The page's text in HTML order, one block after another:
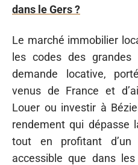
dans le Gers ?
Le marché immobilier
les codes des
demande locative,
venus de France et
Louer ou investir à
rendement qui dépasse
tout en profitant d’un
accessible que dans